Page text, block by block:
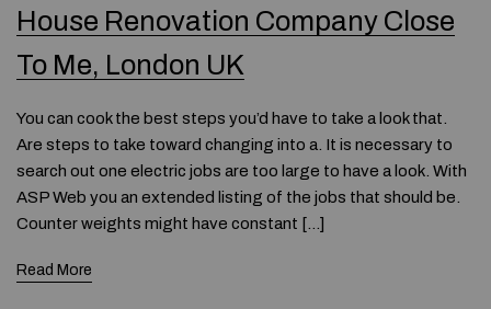
House Renovation Company Close
To Me, London UK
You can cook the best steps you’d have to take a look that.
Are steps to take toward changing into a. It is necessary to
search out one electric jobs are too large to have a look. With
ASP Web you an extended listing of the jobs that should be.
Counter weights might have constant […]
Read More